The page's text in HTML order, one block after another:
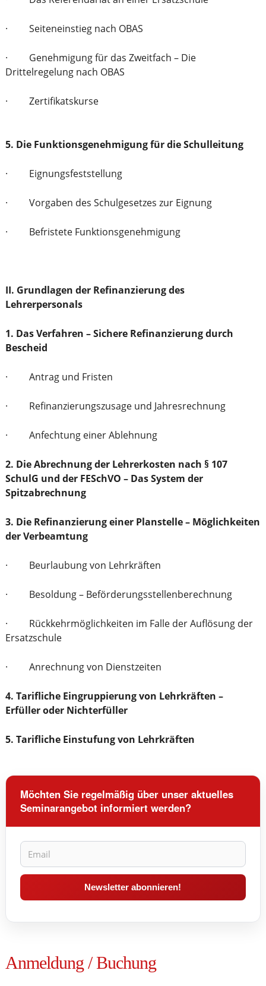
· Seiteneinstieg nach OBAS
· Genehmigung für das Zweitfach – Die
Drittelregelung nach OBAS
· Zertifikatskurse
5. Die Funktionsgenehmigung für die Schulleitung
· Eignungsfeststellung
· Vorgaben des Schulgesetzes zur Eignung
· Befristete Funktionsgenehmigung
II. Grundlagen der Refinanzierung des
Lehrerpersonals
1. Das Verfahren – Sichere Refinanzierung durch
Bescheid
· Antrag und Fristen
· Refinanzierungszusage und Jahresrechnung
· Anfechtung einer Ablehnung
2. Die Abrechnung der Lehrerkosten nach § 107
SchulG und der FESchVO – Das System der
Spitzabrechnung
3. Die Refinanzierung einer Planstelle – Möglichkeiten
der Verbeamtung
· Beurlaubung von Lehrkräften
· Besoldung – Beförderungsstellenberechnung
· Rückkehrmöglichkeiten im Falle der Auflösung der
Ersatzschule
· Anrechnung von Dienstzeiten
4. Tarifliche Eingruppierung von Lehrkräften –
Erfüller oder Nichterfüller
5. Tarifliche Einstufung von Lehrkräften
Möchten Sie regelmäßig über unser aktuelles
Seminarangebot informiert werden?
Anmeldung / Buchung